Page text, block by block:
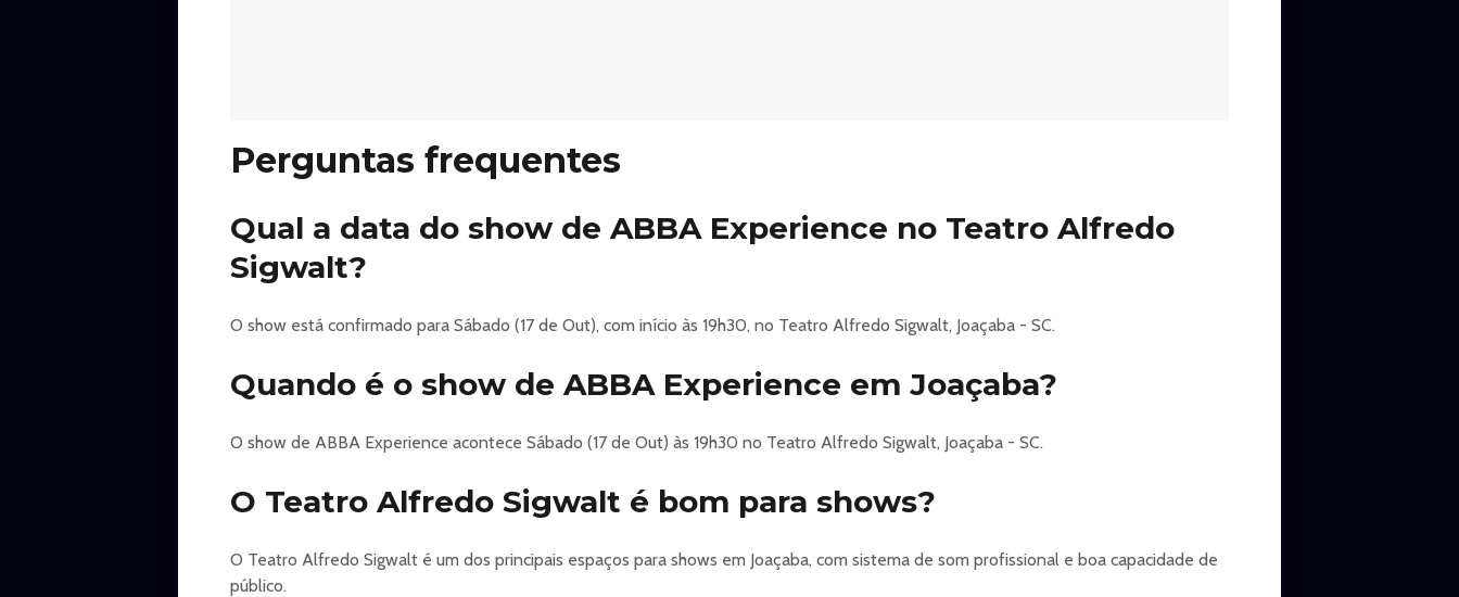
Perguntas frequentes
Qual a data do show de ABBA Experience no Teatro Alfredo
Sigwalt?
O show está confirmado para Sábado (17 de Out), com início às 19h30, no Teatro Alfredo Sigwalt, Joaçaba - SC.
Quando é o show de ABBA Experience em Joaçaba?
O show de ABBA Experience acontece Sábado (17 de Out) às 19h30 no Teatro Alfredo Sigwalt, Joaçaba - SC.
O Teatro Alfredo Sigwalt é bom para shows?
O Teatro Alfredo Sigwalt é um dos principais espaços para shows em Joaçaba, com sistema de som profissional e boa capacidade de
público.